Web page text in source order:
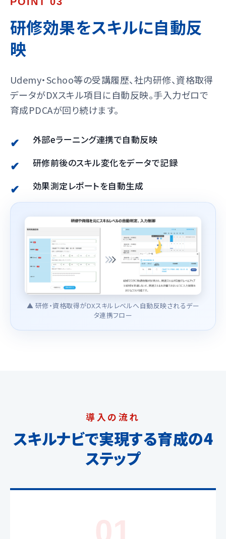
研修効果をスキルに自動反
映
Udemy・Schoo等の受講履歴、社内研修、資格取得
データがDXスキル項目に自動反映。手入力ゼロで
育成PDCAが回り続けます。
外部eラーニング連携で自動反映
研修前後のスキル変化をデータで記録
効果測定レポートを自動生成
▲ 研修・資格取得がDXスキルレベルへ自動反映されるデー
タ連携フロー
導入の流れ
スキルナビで実現する育成の4
ステップ